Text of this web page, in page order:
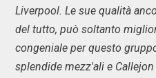
Liverpool. Le sue qualità
del tutto, può soltanto
congeniale per questo
splendide mezz'ali e